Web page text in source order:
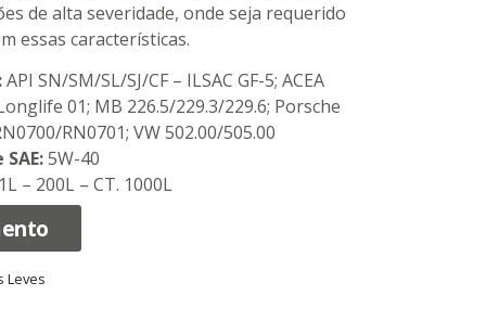
de alta severidade, onde seja requerido
essas características.
API SN/SM/SL/SJ/CF – ILSAC GF-5; ACEA
01; MB 226.5/229.3/229.6; Porsche
RN0701; VW 502.00/505.00
5W-40
– 200L – CT. 1000L
Leves